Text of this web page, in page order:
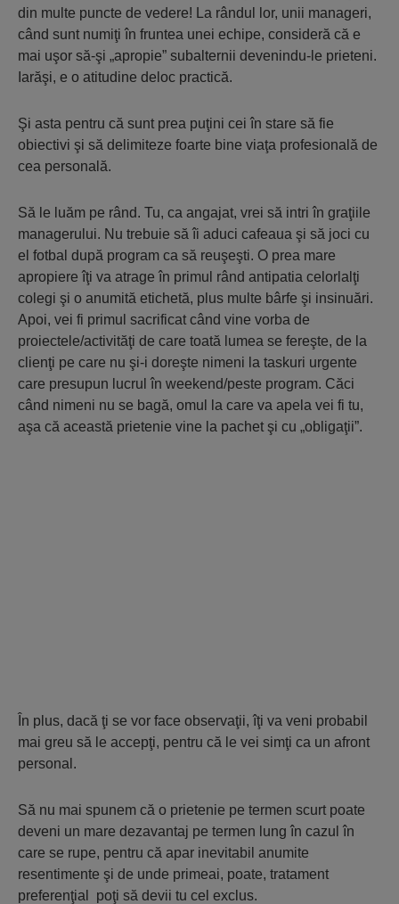
din multe puncte de vedere! La rândul lor, unii manageri,
când sunt numiţi în fruntea unei echipe, consideră că e
mai uşor să-şi „apropie” subalternii devenindu-le prieteni.
Iarăşi, e o atitudine deloc practică.
Şi asta pentru că sunt prea puţini cei în stare să fie
obiectivi şi să delimiteze foarte bine viaţa profesională de
cea personală.
Să le luăm pe rând. Tu, ca angajat, vrei să intri în graţiile
managerului. Nu trebuie să îi aduci cafeaua şi să joci cu
el fotbal după program ca să reuşeşti. O prea mare
apropiere îţi va atrage în primul rând antipatia celorlalţi
colegi şi o anumită etichetă, plus multe bârfe şi insinuări.
Apoi, vei fi primul sacrificat când vine vorba de
proiectele/activităţi de care toată lumea se fereşte, de la
clienţi pe care nu şi-i doreşte nimeni la taskuri urgente
care presupun lucrul în weekend/peste program. Căci
când nimeni nu se bagă, omul la care va apela vei fi tu,
aşa că această prietenie vine la pachet şi cu „obligaţii”.
În plus, dacă ţi se vor face observaţii, îţi va veni probabil
mai greu să le accepţi, pentru că le vei simţi ca un afront
personal.
Să nu mai spunem că o prietenie pe termen scurt poate
deveni un mare dezavantaj pe termen lung în cazul în
care se rupe, pentru că apar inevitabil anumite
resentimente şi de unde primeai, poate, tratament
preferenţial poţi să devii tu cel exclus.